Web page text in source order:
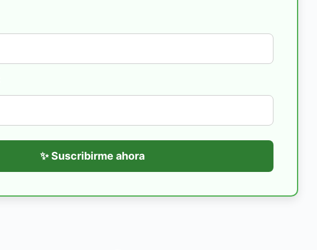
✨ Suscribirme ahora